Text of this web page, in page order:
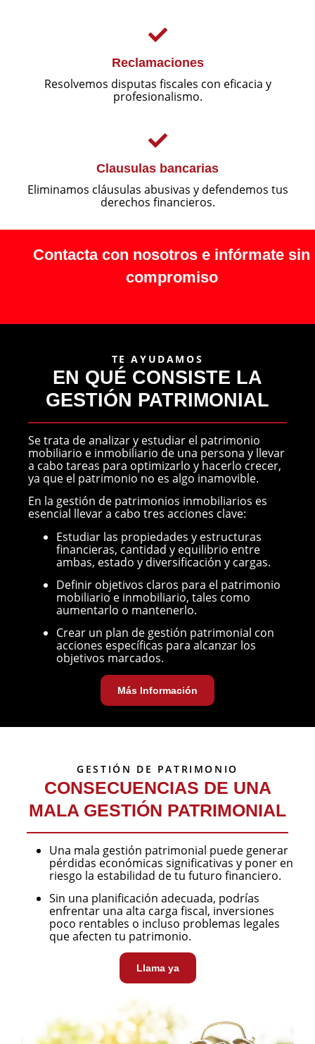
Reclamaciones
Resolvemos disputas fiscales con eficacia y
profesionalismo.
Clausulas bancarias
Eliminamos cláusulas abusivas y defendemos tus
derechos financieros.
Contacta con nosotros e infórmate sin
compromiso
TE AYUDAMOS
EN QUÉ CONSISTE LA
GESTIÓN PATRIMONIAL
Se trata de analizar y estudiar el patrimonio
mobiliario e inmobiliario de una persona y llevar
a cabo tareas para optimizarlo y hacerlo crecer,
ya que el patrimonio no es algo inamovible.
En la gestión de patrimonios inmobiliarios es
esencial llevar a cabo tres acciones clave:
Estudiar las propiedades y estructuras
financieras, cantidad y equilibrio entre
ambas, estado y diversificación y cargas.
Definir objetivos claros para el patrimonio
mobiliario e inmobiliario, tales como
aumentarlo o mantenerlo.
Crear un plan de gestión patrimonial con
acciones específicas para alcanzar los
objetivos marcados.
Más Información
GESTIÓN DE PATRIMONIO
CONSECUENCIAS DE UNA
MALA GESTIÓN PATRIMONIAL
Una mala gestión patrimonial puede generar
pérdidas económicas significativas y poner en
riesgo la estabilidad de tu futuro financiero.
Sin una planificación adecuada, podrías
enfrentar una alta carga fiscal, inversiones
poco rentables o incluso problemas legales
que afecten tu patrimonio.
Llama ya